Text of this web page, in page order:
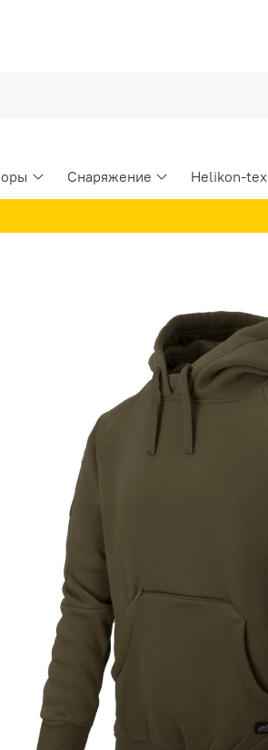
Снаряжение Helikon-tex